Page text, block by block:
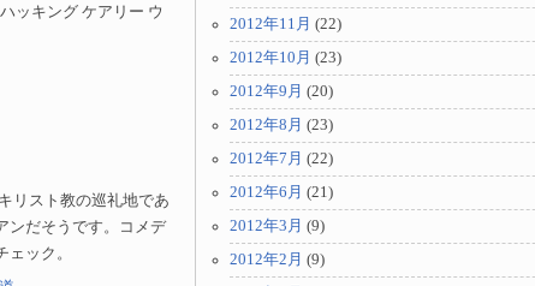
ッキング ケアリー ウ
リスト教の巡礼地であ
ンだそうです。コメデ
ック。
2012年11月 (22)
2012年10月 (23)
2012年9月 (20)
2012年8月 (23)
2012年7月 (22)
2012年6月 (21)
2012年3月 (9)
2012年2月 (9)